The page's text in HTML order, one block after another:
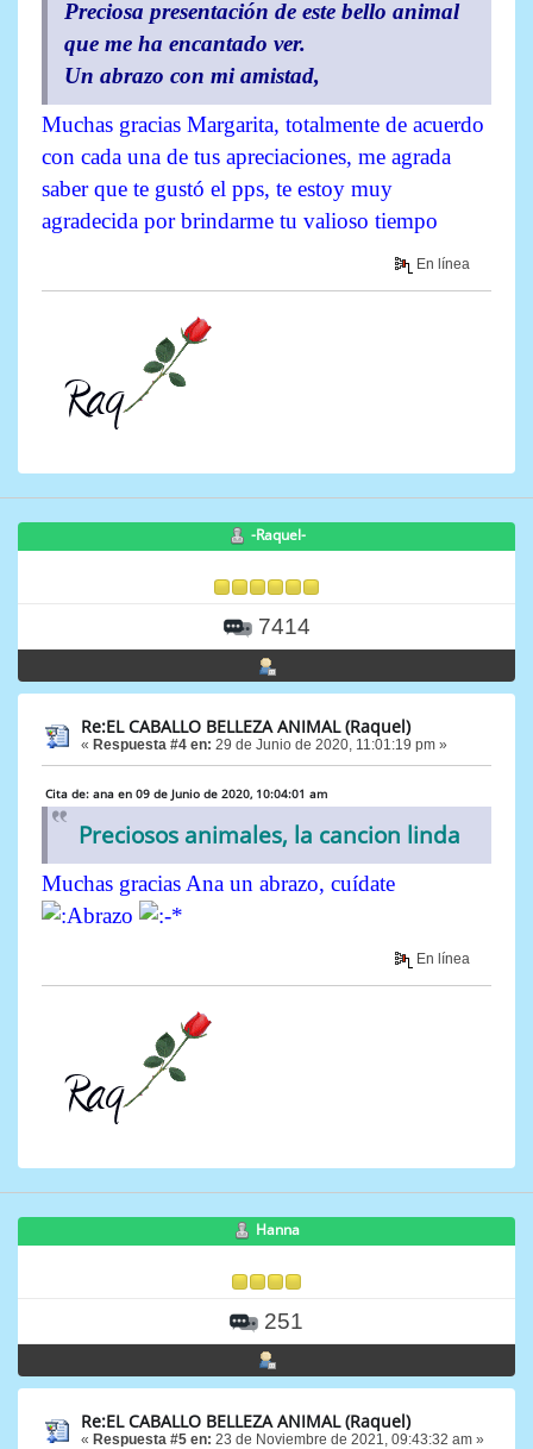
Preciosa presentación de este bello animal
que me ha encantado ver.
Un abrazo con mi amistad,
Muchas gracias Margarita, totalmente de acuerdo
con cada una de tus apreciaciones, me agrada
saber que te gustó el pps, te estoy muy
agradecida por brindarme tu valioso tiempo
En línea
-Raquel-
7414
Re:EL CABALLO BELLEZA ANIMAL (Raquel)
« Respuesta #4 en: 29 de Junio de 2020, 11:01:19 pm »
Cita de: ana en 09 de Junio de 2020, 10:04:01 am
Preciosos animales, la cancion linda
Muchas gracias Ana un abrazo, cuídate
En línea
Hanna
251
Re:EL CABALLO BELLEZA ANIMAL (Raquel)
« Respuesta #5 en: 23 de Noviembre de 2021, 09:43:32 am »